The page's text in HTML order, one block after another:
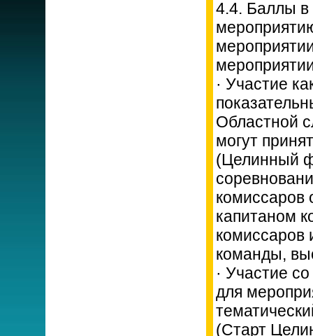
4.4. Баллы в
· Участие
Областной
могут
(Целинный
комиссаров
капитаном
комиссаров
команды,
· Участие
для
(Старт